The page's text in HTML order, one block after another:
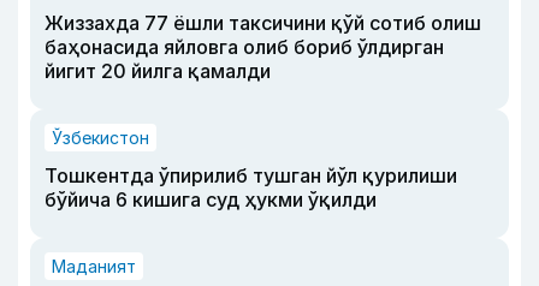
Жиззахда 77 ёшли таксичини қўй сотиб олиш
баҳонасида яйловга олиб бориб ўлдирган
йигит 20 йилга қамалди
Ўзбекистон
Тошкентда ўпирилиб тушган йўл қурилиши
бўйича 6 кишига суд ҳукми ўқилди
Маданият